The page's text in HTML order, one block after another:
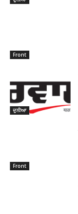
Front
ਦੁਨੀਆ
Front